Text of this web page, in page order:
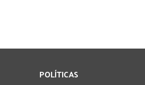
POLÍTICAS